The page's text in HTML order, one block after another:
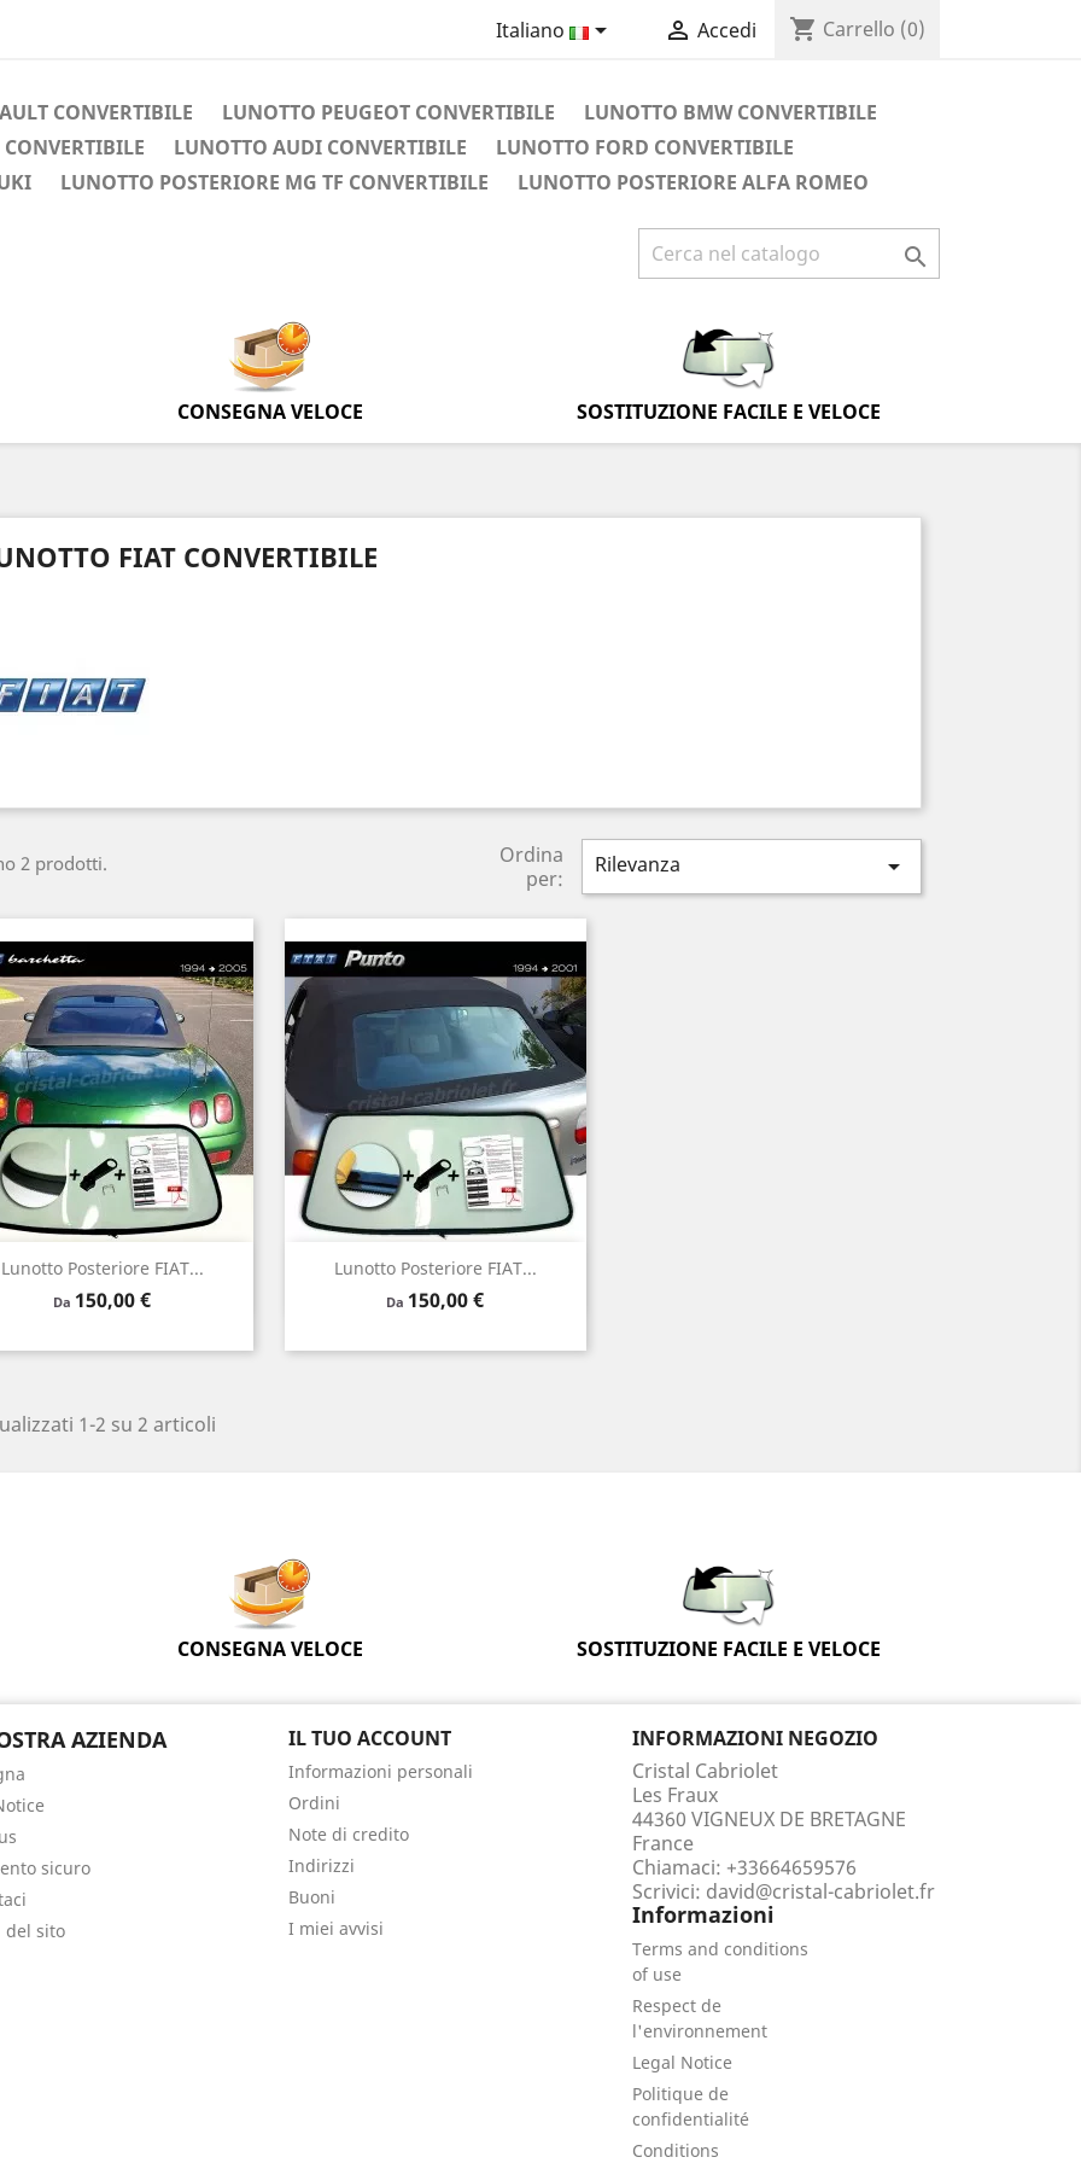
Italiano   Accedi shopping_cart Carrello (0)
CONVERTIBILE LUNOTTO PEUGEOT CONVERTIBILE
LUNOTTO BMW CONVERTIBILE
LUNOTTO AUDI CONVERTIBILE
LUNOTTO FORD CONVERTIBILE
LUNOTTO POSTERIORE MG TF CONVERTIBILE LUNOTTO POSTERIORE ALFA ROMEO

CONSEGNA VELOCE SOSTITUZIONE FACILE E VELOCE
FIAT CONVERTIBILE
2 prodotti.
Ordina
per:
Rilevanza 
Lunotto Posteriore FIAT...
Da Prezzo
150,00 €
 Anteprima
VerdeChiaroFumo
Lunotto Posteriore FIAT...
Da Prezzo
150,00 €
 Anteprima
VerdeChiaroFumo
1-2 su 2 articoli
CONSEGNA VELOCE SOSTITUZIONE FACILE E VELOCE
AZIENDA
sicuro
del sito
IL TUO ACCOUNT
Informazioni personali
Ordini
Note di credito
Indirizzi
Buoni
I miei avvisi
INFORMAZIONI NEGOZIO
Cristal Cabriolet
Les Fraux
44360 VIGNEUX DE BRETAGNE
France
Chiamaci: +33664659576
Scrivici: david@cristal-cabriolet.fr
Informazioni
Terms and conditions
of use
Respect de
l'environnement
Legal Notice
Politique de
confidentialité
Conditions